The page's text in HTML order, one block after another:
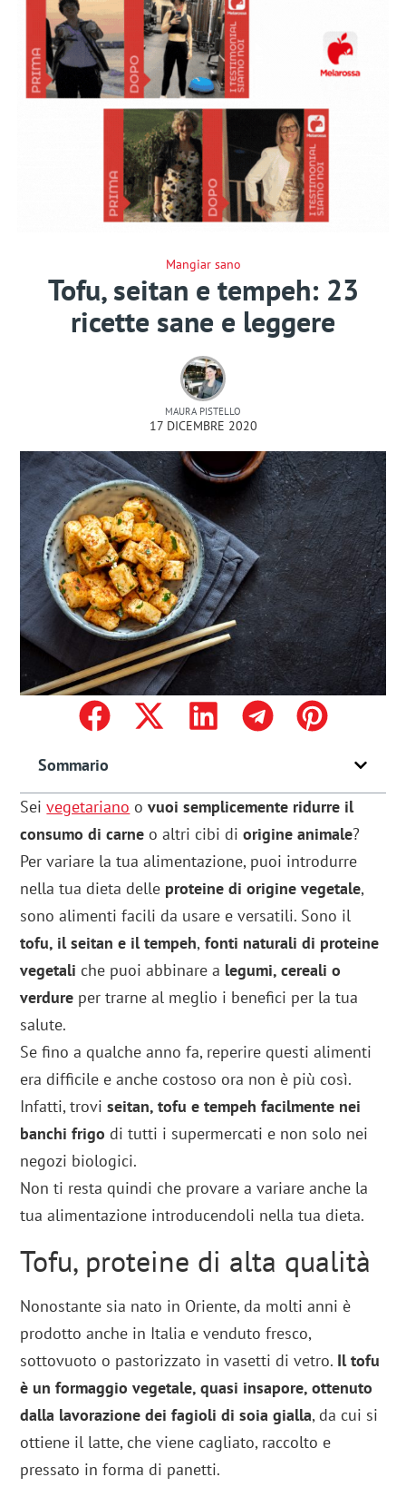
Mangiar sano
Tofu, seitan e tempeh: 23
ricette sane e leggere
MAURA PISTELLO
17 DICEMBRE 2020
Sommario
Seivegetariano ovuoi semplicemente ridurre il
consumo di carne o altri cibi diorigine animale?
Per variare la tua alimentazione, puoi introdurre
nella tua dieta delle proteine di origine vegetale,
sono alimenti facili da usare e versatili. Sono il
tofu, il seitan e il tempeh, fonti naturali di proteine
vegetali che puoi abbinare a legumi, cereali o
verdure per trarne al meglio i benefici per la tua
salute.
Se fino a qualche anno fa, reperire questi alimenti
era difficile e anche costoso ora non è più così.
Infatti, troviseitan, tofu e tempeh facilmente nei
banchi frigo di tutti i supermercati e non solo nei
negozi biologici.
Non ti resta quindi che provare a variare anche la
tua alimentazione introducendoli nella tua dieta.
Tofu, proteine di alta qualità
Nonostante sia nato in Oriente, da molti anni è
prodotto anche in Italia e venduto fresco,
sottovuoto o pastorizzato in vasetti di vetro. Il tofu
è un formaggio vegetale, quasi insapore, ottenuto
dalla lavorazione dei fagioli di soia gialla, da cui si
ottiene il latte, che viene cagliato, raccolto e
pressato in forma di panetti.